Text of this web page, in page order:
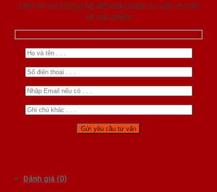
Liên hệ với chúng tôi để nhận được tư vấn chi tiết
về sản phẩm
Đánh giá (0)